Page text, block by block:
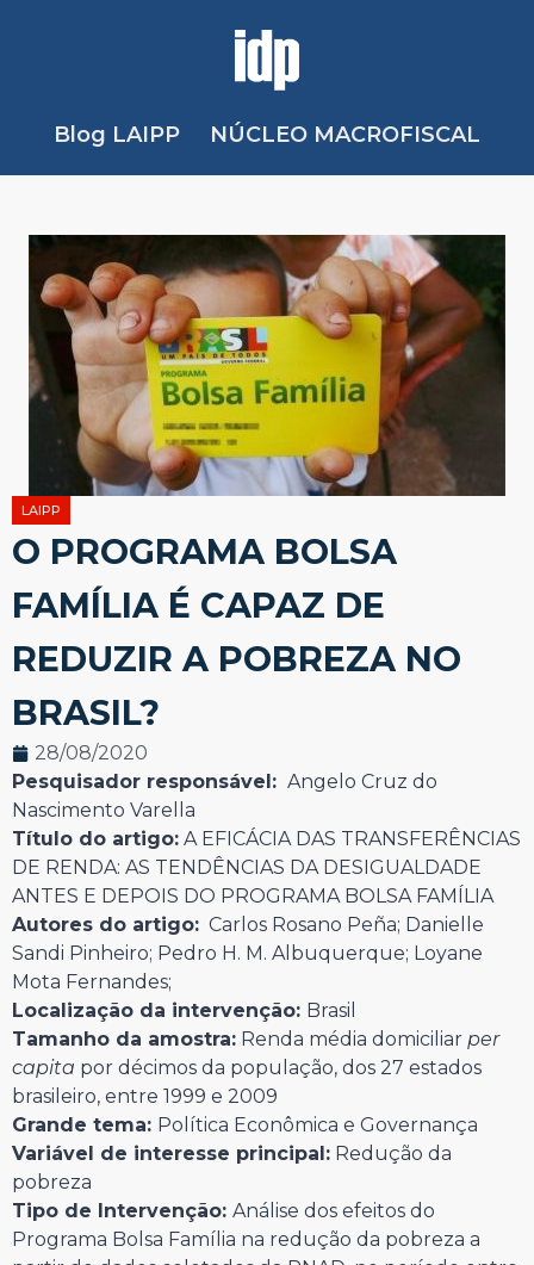
Blog LAIPP NÚCLEO MACROFISCAL
LAIPP
O PROGRAMA BOLSA
FAMÍLIA É CAPAZ DE
REDUZIR A POBREZA NO
BRASIL?
28/08/2020
Pesquisador responsável: Angelo Cruz do
Nascimento Varella
Título do artigo: A EFICÁCIA DAS TRANSFERÊNCIAS
DE RENDA: AS TENDÊNCIAS DA DESIGUALDADE
ANTES E DEPOIS DO PROGRAMA BOLSA FAMÍLIA
Autores do artigo: Carlos Rosano Peña; Danielle
Sandi Pinheiro; Pedro H. M. Albuquerque; Loyane
Mota Fernandes;
Localização da intervenção: Brasil
Tamanho da amostra: Renda média domiciliar per
capita por décimos da população, dos 27 estados
brasileiro, entre 1999 e 2009
Grande tema: Política Econômica e Governança
Variável de interesse principal: Redução da
pobreza
Tipo de Intervenção: Análise dos efeitos do
Programa Bolsa Família na redução da pobreza a